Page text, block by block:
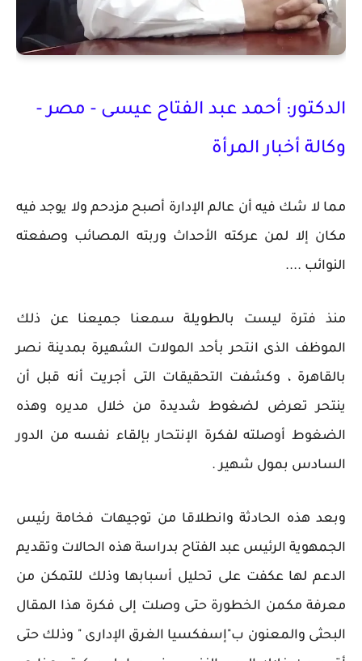
الدكتور: أحمد عبد الفتاح عيسى - مصر -
وكالة أخبار المرأة
مما لا شك فيه أن عالم الإدارة أصبح مزدحم ولا يوجد فيه
مكان إلا لمن عركته الأحداث وربته المصائب وصفعته
النوائب ....
منذ فترة ليست بالطويلة سمعنا جميعنا عن ذلك
الموظف الذى انتحر بأحد المولات الشهيرة بمدينة نصر
بالقاهرة ، وكشفت التحقيقات التى أجريت أنه قبل أن
ينتحر تعرض لضغوط شديدة من خلال مديره وهذه
الضغوط أوصلته لفكرة الإنتحار بإلقاء نفسه من الدور
السادس بمول شهير .
وبعد هذه الحادثة وانطلاقا من توجيهات فخامة رئيس
الجمهوية الرئيس عبد الفتاح بدراسة هذه الحالات وتقديم
الدعم لها عكفت على تحليل أسبابها وذلك للتمكن من
معرفة مكمن الخطورة حتى وصلت إلى فكرة هذا المقال
البحثى والمعنون ب"إسفكسيا الغرق الإدارى " وذلك حتى